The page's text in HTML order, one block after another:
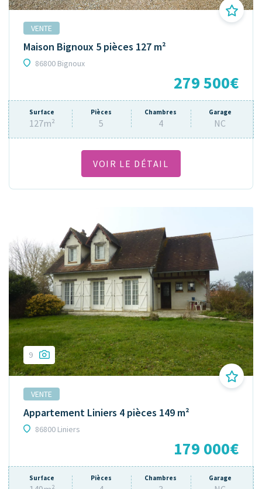
VENTE
Maison Bignoux 5 pièces 127 m²
86800 Bignoux
279 500€
Surface
127m²
Pièces
5
Chambres
4
Garage
NC
VOIR LE DÉTAIL
9
VENTE
Appartement Liniers 4 pièces 149 m²
86800 Liniers
179 000€
Surface Pièces Chambres Garage